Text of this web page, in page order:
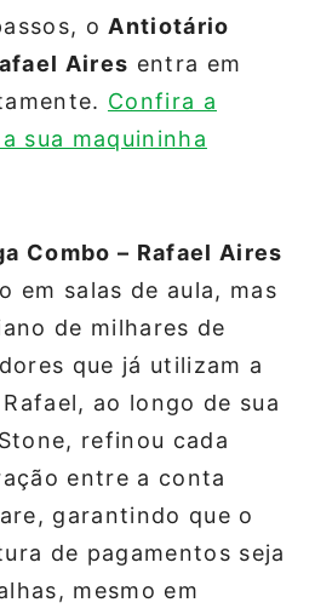
oAntiotário
Aires entra em
Confira a
sua maquininha
Combo – Rafael Aires
em salas de aula, mas
de milhares de
que já utilizam a
ao longo de sua
refinou cada
entre a conta
garantindo que o
de pagamentos seja
mesmo em